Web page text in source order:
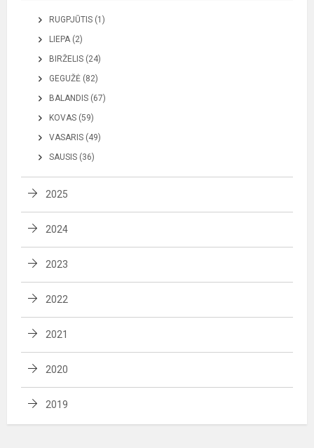
RUGPJŪTIS (1)
LIEPA (2)
BIRŽELIS (24)
GEGUŽĖ (82)
BALANDIS (67)
KOVAS (59)
VASARIS (49)
SAUSIS (36)
2025
2024
2023
2022
2021
2020
2019